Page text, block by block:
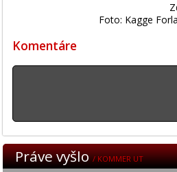
Foto: Kagge
Komentáre
Práve vyšlo/ KOMMER UT